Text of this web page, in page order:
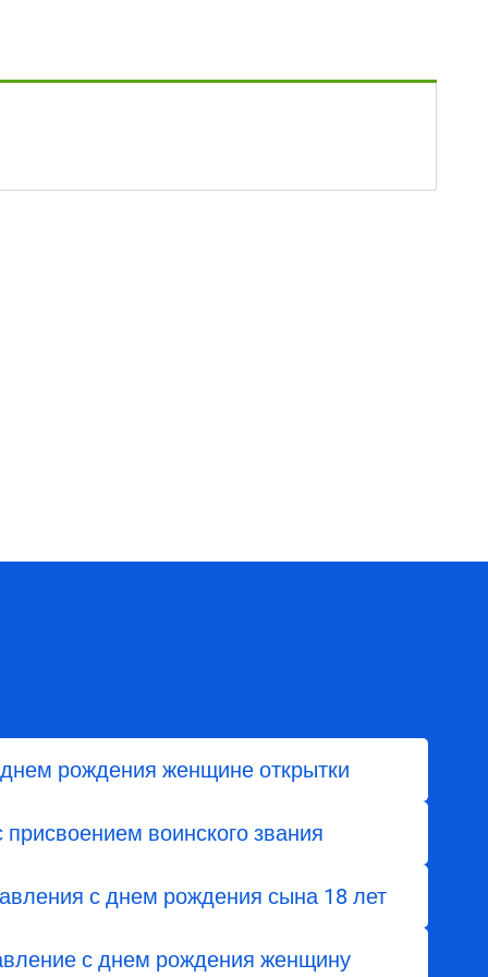
рождения женщине открытки
присвоением воинского звания
с днем ​​рождения сына 18 лет
с днем рождения женщину